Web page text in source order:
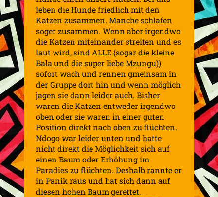
leben die Hunde friedlich mit den
Katzen zusammen. Manche schlafen
soger zusammen. Wenn aber irgendwo
die Katzen miteinander streiten und es
laut wird, sind ALLE (sogar die kleine
Bala und die super liebe Mzungu))
sofort wach und rennen gmeinsam in
der Gruppe dort hin und wenn möglich
jagen sie dann leider auch. Bisher
waren die Katzen entweder irgendwo
oben oder sie waren in einer guten
Position direkt nach oben zu flüchten.
Ndogo war leider unten und hatte
nicht direkt die Möglichkeit sich auf
einen Baum oder Erhöhung im
Paradies zu flüchten. Deshalb rannte er
in Panik raus und hat sich dann auf
diesen hohen Baum gerettet.